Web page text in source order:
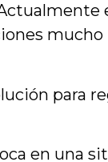
para
en una